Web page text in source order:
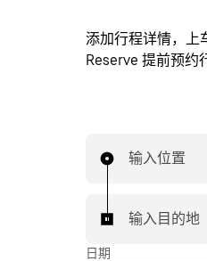
添加行程详情，上
Reserve 提前预约
输入位置
输入目的地
日期